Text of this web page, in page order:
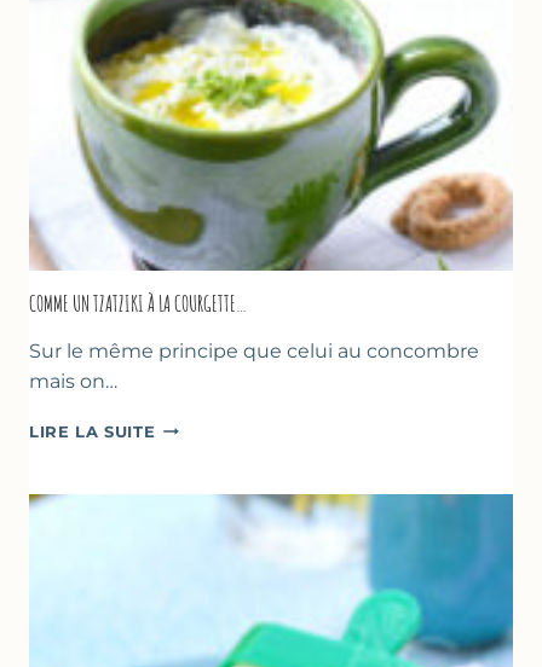
COMME UN TZATZIKI À LA COURGETTE…
Sur le même principe que celui au concombre
mais on…
LIRE LA SUITE COMME
À
COURGETTE…